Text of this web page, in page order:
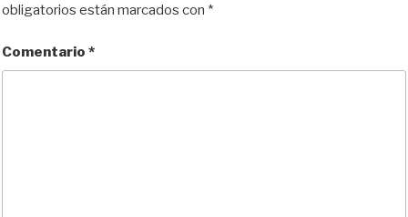
obligatorios están marcados con *
Comentario *